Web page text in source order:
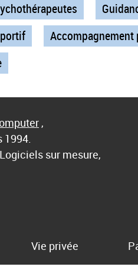
,
1994.
sur mesure,
Vie privée